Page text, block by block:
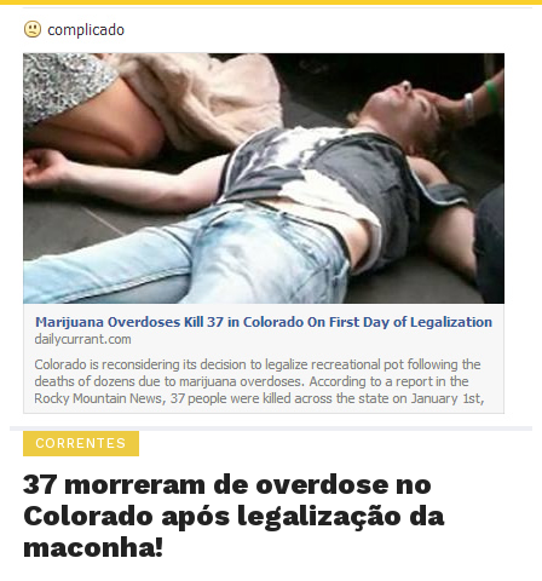
CORRENTES
37 morreram de overdose no
Colorado após legalização da
maconha!